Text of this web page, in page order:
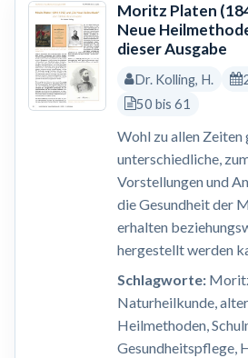
Moritz Platen
Neue
dieser Ausgabe
Dr. Kolling, H.
50 bis 61
Wohl zu allen Zeiten
unterschiedliche,
Vorstellungen und
die Gesundheit der
erhalten
hergestellt werden
Schlagworte:
Naturheilkunde,
Heilmethoden,
Gesundheitspflege,